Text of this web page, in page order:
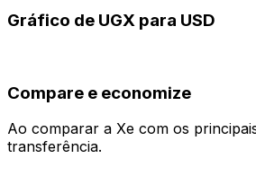
Gráfico de UGX para USD
Compare e economize
Ao comparar a Xe com os
transferência.